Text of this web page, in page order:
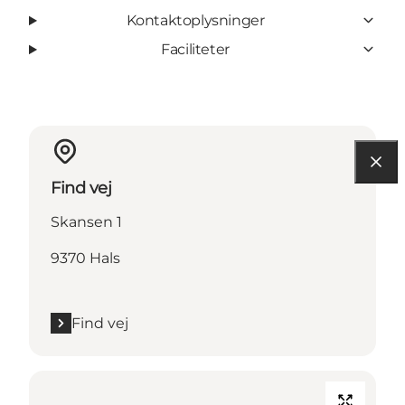
Kontaktoplysninger
Faciliteter
Find vej
Skansen 1
9370 Hals
Find vej